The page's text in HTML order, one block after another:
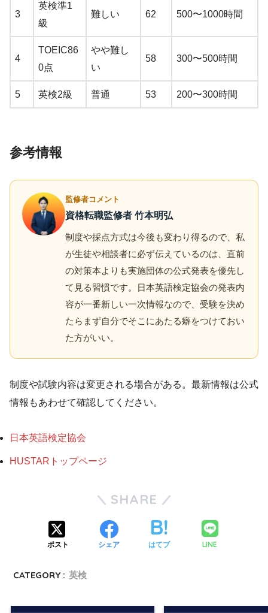
3
英検準1
級
難しい 62 500〜1000時間
4
TOEIC86
0点
やや難し
い
58 300〜500時間
5 英検2級 普通 53 200〜300時間
参考情報
監修者コメント
資格転職監修者 竹本明弘
制度や採点方式は今後も変わり得るので、私
が生徒や相談者に必ず伝えているのは、直前
の対策本よりも実施団体の公式発表を優先し
て見る習慣です。日本英語検定協会の発表内
容が一番新しい一次情報なので、受験を決め
たらまず自分でそこにあたる癖をつけておい
た方がいい。
制度や試験内容は変更される場合がある。最新情報は公式
情報もあわせて確認してください。
日本英語検定協会
HUSTARトップページ
SHARE
ポスト シェア はてブ LINE
CATEGORY : 英検